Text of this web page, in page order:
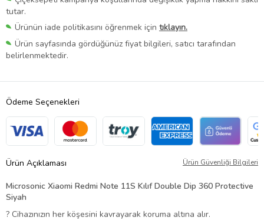
tutar.
Ürünün iade politikasını öğrenmek için tıklayın.
Ürün sayfasında gördüğünüz fiyat bilgileri, satıcı tarafından
belirlenmektedir.
Ödeme Seçenekleri
Ürün Açıklaması Ürün Güvenliği Bilgileri
Microsonic Xiaomi Redmi Note 11S Kılıf Double Dip 360 Protective
Siyah
? Cihazınızın her köşesini kavrayarak koruma altına alır.